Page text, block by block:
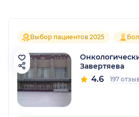
Выбор пациентов 2025
Завертяева
4.6 197